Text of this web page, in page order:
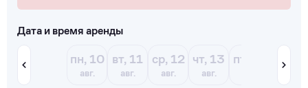
Дата и время аренды
пн, 10
авг.
вт, 11
авг.
ср, 12
авг.
чт, 13
авг.
пт, 14 сб, 15